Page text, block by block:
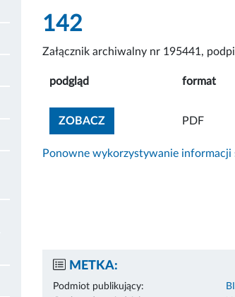
142
Załącznik archiwalny nr 195441,
podgląd format
ZOBACZZOBACZ ZAŁĄCZNIK
PDF
Ponowne wykorzystywanie informacji
METKA:
Podmiot publikujący: